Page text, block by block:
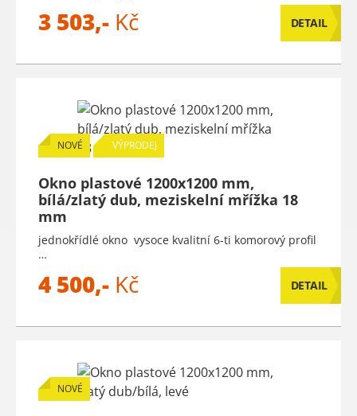
3 503,- Kč DETAIL
NOVÉ VÝPRODEJ
Okno plastové 1200x1200 mm,
bílá/zlatý dub, meziskelní mřížka 18
mm
jednokřídlé okno vysoce kvalitní 6-ti komorový profil
…
4 500,- Kč DETAIL
NOVÉ